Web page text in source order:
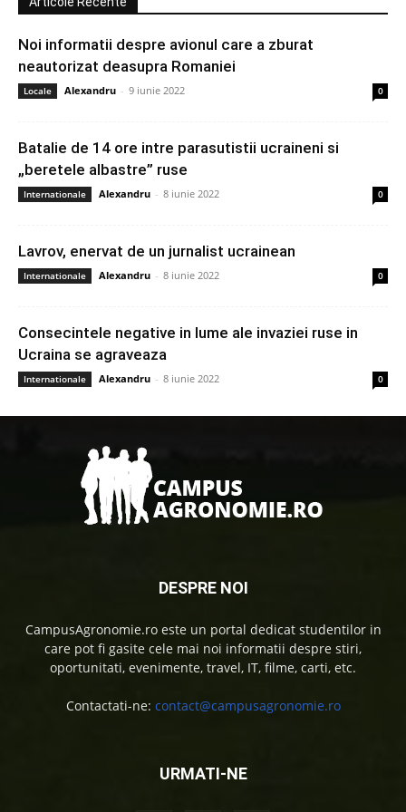
Noi informatii despre avionul care a zburat
neautorizat deasupra Romaniei
Locale Alexandru - 9 iunie 2022 0
Batalie de 14 ore intre parasutistii ucraineni si
„beretele albastre” ruse
Internationale Alexandru - 8 iunie 2022 0
Lavrov, enervat de un jurnalist ucrainean
Internationale Alexandru - 8 iunie 2022 0
Consecintele negative in lume ale invaziei ruse in
Ucraina se agraveaza
Internationale Alexandru - 8 iunie 2022 0
DESPRE NOI
CampusAgronomie.ro este un portal dedicat studentilor in
care pot fi gasite cele mai noi informatii despre stiri,
oportunitati, evenimente, travel, IT, filme, carti, etc.
Contactati-ne: contact@campusagronomie.ro
URMATI-NE